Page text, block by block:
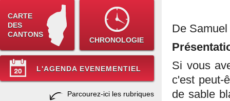
CARTE
DES
CANTONS
CHRONOLOGIE
L'AGENDA EVENEMENTIEL
Parcourez-ici les rubriques
De
Si vous
c'est peut-
de sable